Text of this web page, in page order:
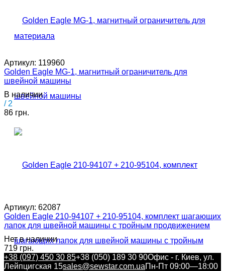
Артикул: 119960
Golden Eagle MG-1, магнитный ограничитель для
швейной машины
В наличии
/ 2
86 грн.
Артикул: 62087
Golden Eagle 210-94107 + 210-95104, комплект шагающих
лапок для швейной машины с тройным продвижением
Нет в наличии
719 грн.
+38 (097) 450 30 85+38 (050) 189 30 90Офис - г. Киев, ул.
Лейпцигская 15sales@sewstar.com.uaПн-Пт 09:00—18:00